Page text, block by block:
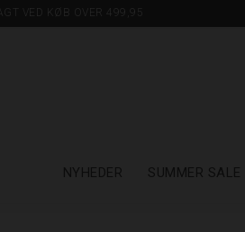
VED KØB OVER 499,95
NYHEDER SUMMER SALE